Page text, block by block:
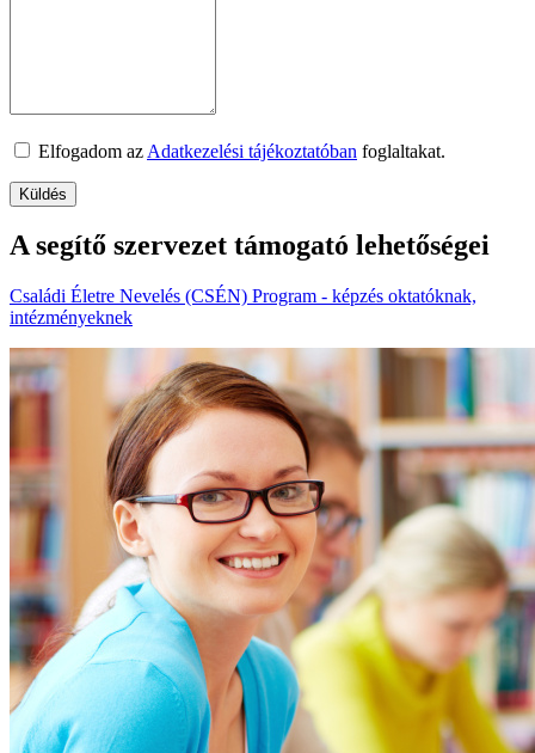
Elfogadom az Adatkezelési tájékoztatóban foglaltakat.
A segítő szervezet támogató lehetőségei
Családi Életre Nevelés (CSÉN) Program - képzés oktatóknak,
intézményeknek